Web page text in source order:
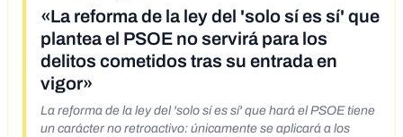
«La reforma de la ley del 'solo sí es sí' que
plantea el PSOE no servirá para los
delitos cometidos tras su entrada en
vigor»
La reforma de la ley del 'solo sí es sí' que hará el PSOE tiene
un carácter no retroactivo: únicamente se aplicará a los